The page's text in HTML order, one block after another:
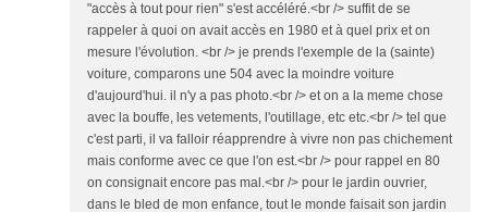
"accès à tout pour rien" s'est accéléré.<br /> suffit de se
rappeler à quoi on avait accès en 1980 et à quel prix et on
mesure l'évolution. <br /> je prends l'exemple de la (sainte)
voiture, comparons une 504 avec la moindre voiture
d'aujourd'hui. il n'y a pas photo.<br /> et on a la meme chose
avec la bouffe, les vetements, l'outillage, etc etc.<br /> tel que
c'est parti, il va falloir réapprendre à vivre non pas chichement
mais conforme avec ce que l'on est.<br /> pour rappel en 80
on consignait encore pas mal.<br /> pour le jardin ouvrier,
dans le bled de mon enfance, tout le monde faisait son jardin